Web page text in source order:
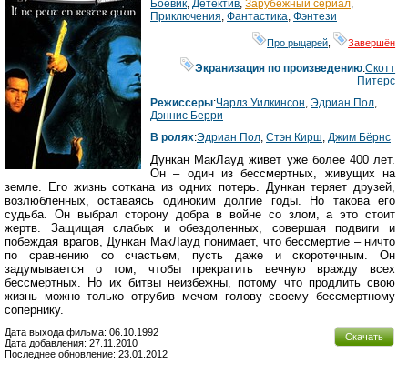
Боевик, Детектив, Зарубежный сериал,
Приключения, Фантастика, Фэнтези
Про рыцарей Завершён
Экранизация по произведению:Скотт
Питерс
Режиссеры:Чарлз Уилкинсон, Эдриан Пол,
Дэннис Берри
В ролях:Эдриан Пол, Стэн Кирш, Джим Бёрнс
Дункан МакЛауд живет уже более 400 лет.
Он – один из бессмертных, живущих на
земле. Его жизнь соткана из одних потерь. Дункан теряет друзей,
возлюбленных, оставаясь одиноким долгие годы. Но такова его
судьба. Он выбрал сторону добра в войне со злом, а это стоит
жертв. Защищая слабых и обездоленных, совершая подвиги и
побеждая врагов, Дункан МакЛауд понимает, что бессмертие – ничто
по сравнению со счастьем, пусть даже и скоротечным. Он
задумывается о том, чтобы прекратить вечную вражду всех
бессмертных. Но их битвы неизбежны, потому что продлить свою
жизнь можно только отрубив мечом голову своему бессмертному
сопернику.
Скачать
Дата выхода фильма: 06.10.1992
Дата добавления: 27.11.2010
Последнее обновление: 23.01.2012